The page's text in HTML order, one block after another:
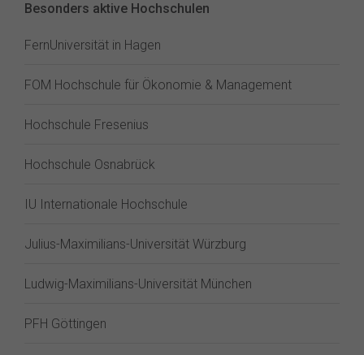
Besonders aktive Hochschulen
FernUniversität in Hagen
FOM Hochschule für Ökonomie & Management
Hochschule Fresenius
Hochschule Osnabrück
IU Internationale Hochschule
Julius-Maximilians-Universität Würzburg
Ludwig-Maximilians-Universität München
PFH Göttingen